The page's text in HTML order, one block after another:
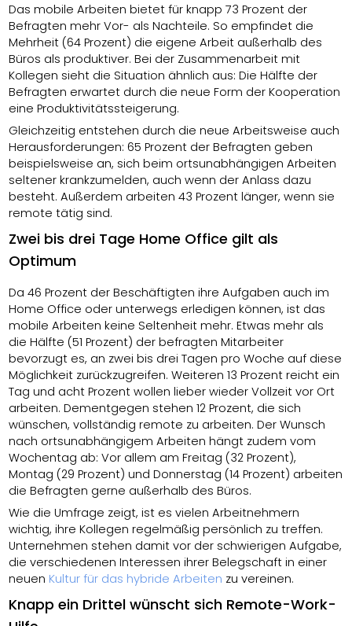
Das mobile Arbeiten bietet für knapp 73 Prozent der
Befragten mehr Vor- als Nachteile. So empfindet die
Mehrheit (64 Prozent) die eigene Arbeit außerhalb des
Büros als produktiver. Bei der Zusammenarbeit mit
Kollegen sieht die Situation ähnlich aus: Die Hälfte der
Befragten erwartet durch die neue Form der Kooperation
eine Produktivitätssteigerung.
Gleichzeitig entstehen durch die neue Arbeitsweise auch
Herausforderungen: 65 Prozent der Befragten geben
beispielsweise an, sich beim ortsunabhängigen Arbeiten
seltener krankzumelden, auch wenn der Anlass dazu
besteht. Außerdem arbeiten 43 Prozent länger, wenn sie
remote tätig sind.
Zwei bis drei Tage Home Office gilt als
Optimum
Da 46 Prozent der Beschäftigten ihre Aufgaben auch im
Home Office oder unterwegs erledigen können, ist das
mobile Arbeiten keine Seltenheit mehr. Etwas mehr als
die Hälfte (51 Prozent) der befragten Mitarbeiter
bevorzugt es, an zwei bis drei Tagen pro Woche auf diese
Möglichkeit zurückzugreifen. Weiteren 13 Prozent reicht ein
Tag und acht Prozent wollen lieber wieder Vollzeit vor Ort
arbeiten. Dementgegen stehen 12 Prozent, die sich
wünschen, vollständig remote zu arbeiten. Der Wunsch
nach ortsunabhängigem Arbeiten hängt zudem vom
Wochentag ab: Vor allem am Freitag (32 Prozent),
Montag (29 Prozent) und Donnerstag (14 Prozent) arbeiten
die Befragten gerne außerhalb des Büros.
Wie die Umfrage zeigt, ist es vielen Arbeitnehmern
wichtig, ihre Kollegen regelmäßig persönlich zu treffen.
Unternehmen stehen damit vor der schwierigen Aufgabe,
die verschiedenen Interessen ihrer Belegschaft in einer
neuen Kultur für das hybride Arbeiten zu vereinen.
Knapp ein Drittel wünscht sich Remote-Work-